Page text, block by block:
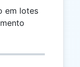
em lotes